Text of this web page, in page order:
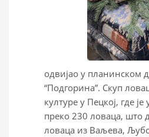
одвијао у планинском
“Подгорина”. Скуп
културе у Пецкој, где је
преко 230 ловаца, што
ловаца из Ваљева,